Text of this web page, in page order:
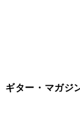
ギター・マガ